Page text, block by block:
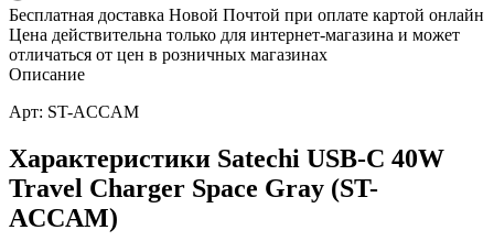
Бесплатная доставка Новой Почтой при оплате картой онлайн
Цена действительна только для интернет-магазина и может
отличаться от цен в розничных магазинах
Описание
Арт: ST-ACCAM
Характеристики Satechi USB-C 40W
Travel Charger Space Gray (ST-
ACCAM)